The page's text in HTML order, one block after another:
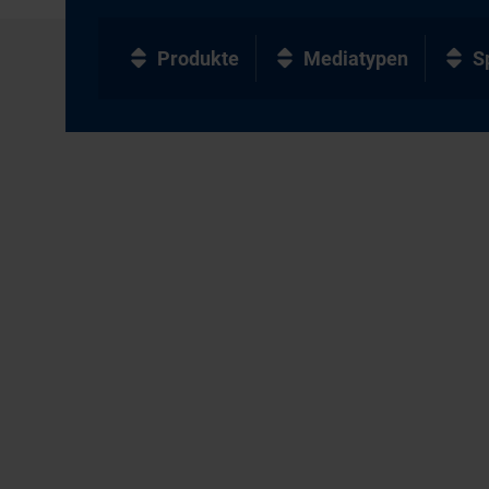
Produkte Mediatypen